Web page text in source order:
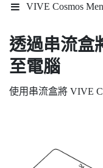
VIVE Cosmos
透過串流盒
至電腦
使用串流盒將 VIVE